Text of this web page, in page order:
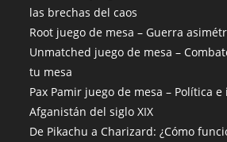
las brechas del caos
Root juego de mesa – Guerra
Unmatched juego de mesa –
tu mesa
Pax Pamir juego de mesa – Política
Afganistán del siglo XIX
De Pikachu a Charizard: ¿Cómo